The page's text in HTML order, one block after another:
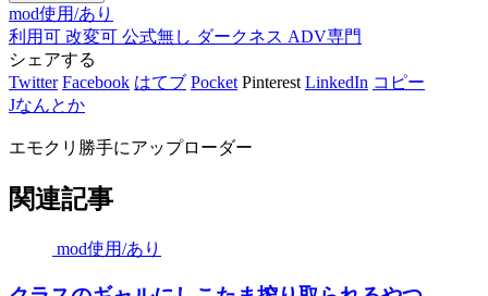
mod使用/あり
利用可 改変可 公式無し ダークネス ADV専門
シェアする
Twitter Facebook はてブ Pocket Pinterest LinkedIn コピー
Jなんとか
エモクリ勝手にアップローダー
関連記事
mod使用/あり